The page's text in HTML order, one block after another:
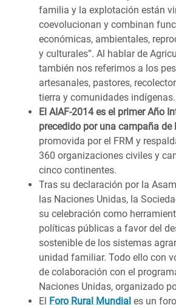
familia y la explotación están
coevolucionan y combinan
económicas, ambientales,
y culturales”. Al hablar de
también nos referimos a los
artesanales, pastores,
tierra y comunidades indígenas.
El AIAF-2014 es el primer Año
precedido por una campaña de
promovida por el FRM y
360 organizaciones civiles y
cinco continentes.
Tras su declaración por la
las Naciones Unidas, la
su celebración como
políticas públicas a favor del
sostenible de los sistemas
unidad familiar. Todo ello con
de colaboración con el
Naciones Unidas, organizado
El Foro Rural Mundial es un